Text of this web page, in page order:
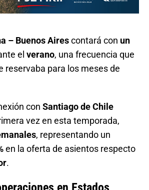
– Buenos Airescontará con un
el verano, una frecuencia que
reservaba para los meses de
con Santiago de Chile
vez en esta temporada,
, representando un
en la oferta de asientos respecto
.